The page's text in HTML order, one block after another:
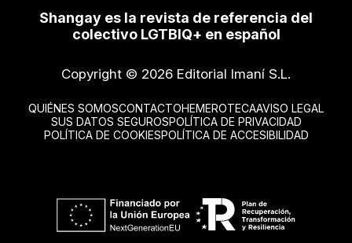
Shangay es la revista de referencia del
colectivo LGTBIQ+ en español
Copyright © 2026 Editorial Imaní S.L.
QUIÉNES SOMOSCONTACTOHEMEROTECAAVISO LEGAL
SUS DATOS SEGUROSPOLÍTICA DE PRIVACIDAD
POLÍTICA DE COOKIESPOLÍTICA DE ACCESIBILIDAD